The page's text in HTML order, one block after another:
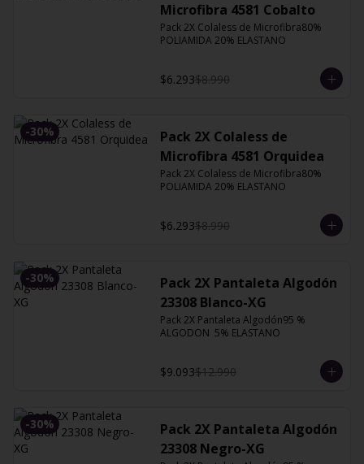
Microfibra 4581 Cobalto
Pack 2X Colaless de Microfibra80%
POLIAMIDA 20% ELASTANO
$6.293$8.990
-30%
Pack 2X Colaless de
Microfibra 4581 Orquidea
Pack 2X Colaless de Microfibra80%
POLIAMIDA 20% ELASTANO
$6.293$8.990
-30%
Pack 2X Pantaleta Algodón
23308 Blanco-XG
Pack 2X Pantaleta Algodón95 %
ALGODON  5% ELASTANO
$9.093$12.990
-30%
Pack 2X Pantaleta Algodón
23308 Negro-XG